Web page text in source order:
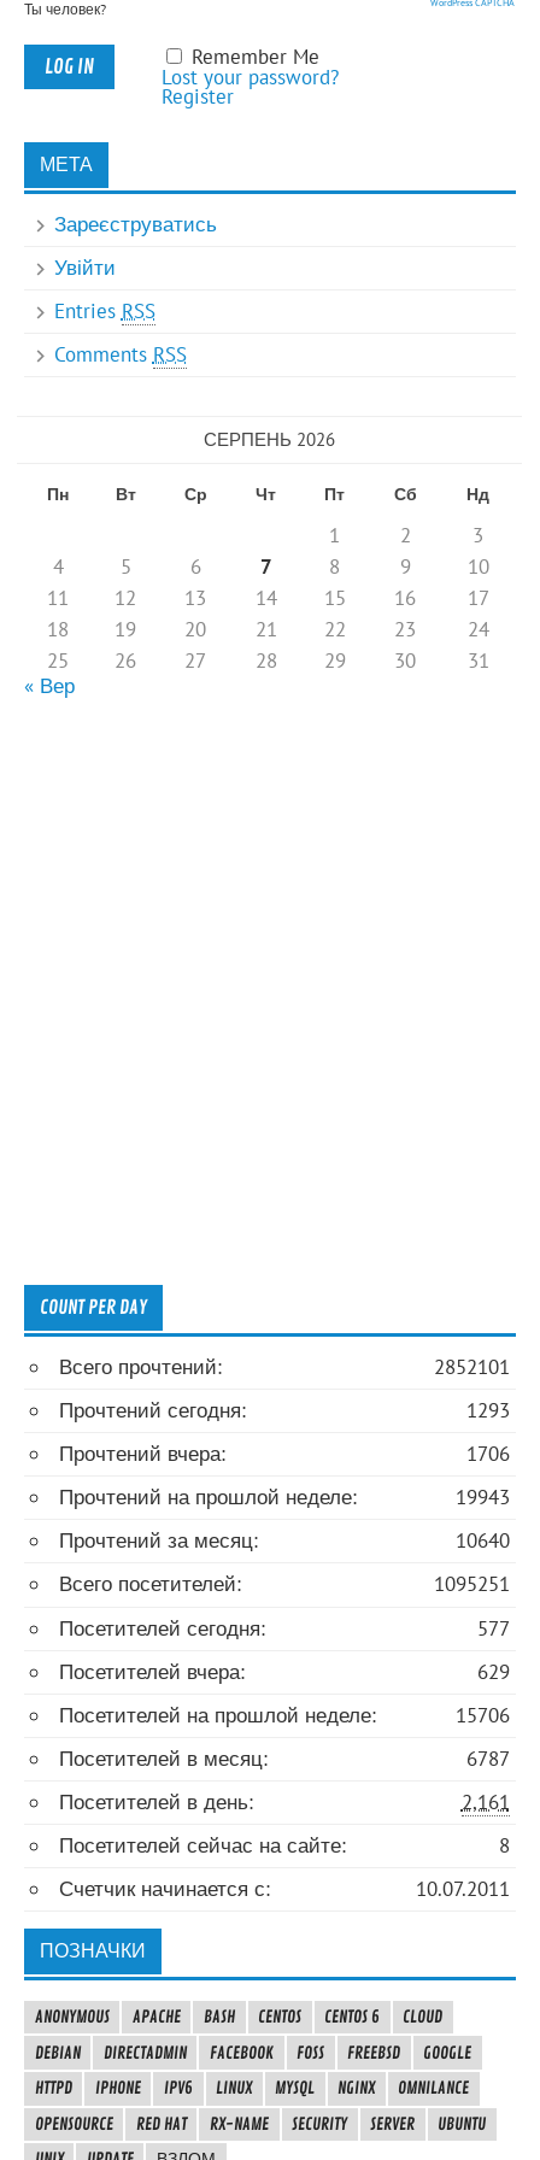
Ты человек?
Remember Me
Lost your password?
Register
МЕТА
Зареєструватись
Увійти
Entries RSS
Comments RSS
СЕРПЕНЬ 2026
Пн Вт Ср Чт Пт Сб Нд
1 2
3
4
5 6 7 8 9
10
11
12 13 14 15 16
17
18
19 20 21 22 23
24
25
26 27 28 29 30
31
« Вер
COUNT PER DAY
2852101
Всего прочтений:
1293
Прочтений сегодня:
1706
Прочтений вчера:
19943
Прочтений на прошлой неделе:
10640
Прочтений за месяц:
1095251
Всего посетителей:
577
Посетителей сегодня:
629
Посетителей вчера:
15706
Посетителей на прошлой неделе:
6787
Посетителей в месяц:
2,161
Посетителей в день:
8
Посетителей сейчас на сайте:
10.07.2011
Счетчик начинается с:
ПОЗНАЧКИ
ANONYMOUS APACHE BASH CENTOS CENTOS 6
CLOUD
DEBIAN
DIRECTADMIN FACEBOOK FOSS FREEBSD
GOOGLE
HTTPD
IPHONE IPV6 LINUX MYSQL NGINX
OMNILANCE
OPENSOURCE
RED HAT RX-NAME SECURITY SERVER
UBUNTU